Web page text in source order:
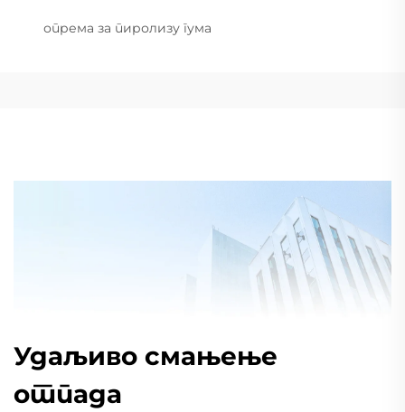
опрема за пиролизу гума
Удаљиво смањење
отпада